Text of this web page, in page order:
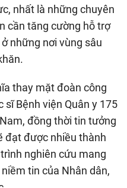
nhất là những chuyên
cần tăng cường hỗ trợ
những nơi vùng sâu
thay mặt đoàn công
Bệnh viện Quân y 175
đồng thời tin tưởng
đạt được nhiều thành
nghiên cứu mang
tin của Nhân dân,